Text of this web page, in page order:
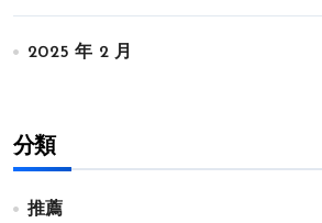
2025 年 2 月
分類
推薦